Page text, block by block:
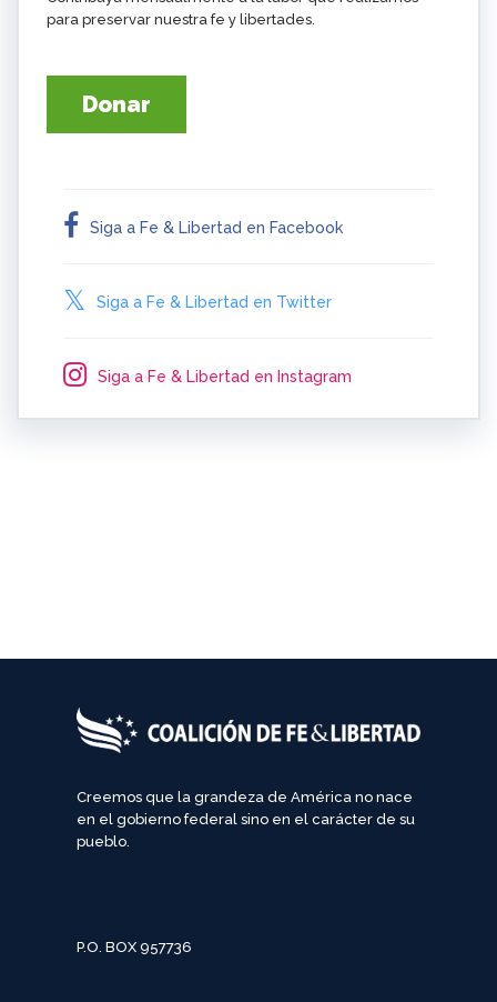
para preservar nuestra fe y libertades.
Donar
Siga a Fe & Libertad en Facebook
Siga a Fe & Libertad en Twitter
Siga a Fe & Libertad en Instagram
Creemos que la grandeza de América no nace
en el gobierno federal sino en el carácter de su
pueblo.
P.O. BOX 957736